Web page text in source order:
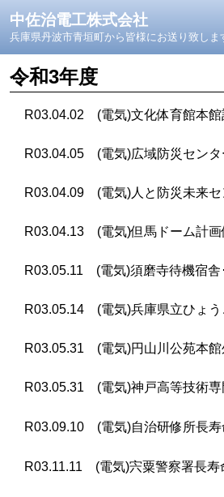
中佐治電工株式会社
兵庫県丹波市青垣町から皆様にお送り致しま
令和3年度
R03.04.02 (電気)文化体育館本館
R03.04.05 (電気)広域防災セン
R03.04.09 (電気)人と防災未来
R03.04.13 (電気)但馬ドーム計画
R03.05.11 (電気)須磨寺待機宿舎
R03.05.14 (電気)兵庫県立ひょう
R03.05.31 (電気)円山川公苑本館
R03.05.31 (電気)神戸高等技術
R03.09.10 (電気)自治研修所長寿
R03.11.11 (電気)宍粟警察署長寿